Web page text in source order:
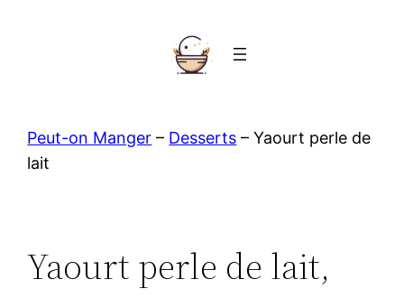
Peut-on Manger – Desserts –Yaourt perle de
lait
Yaourt perle de lait,